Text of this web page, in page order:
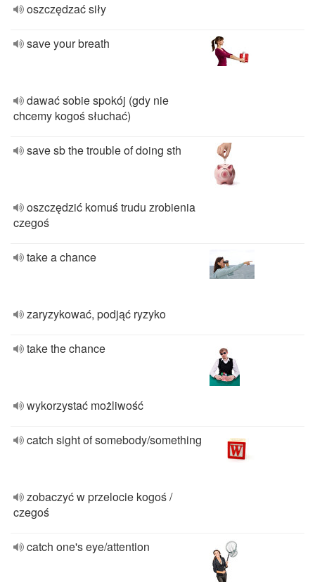
oszczędzać siły
save your breath
dawać sobie spokój (gdy nie
chcemy kogoś słuchać)
save sb the trouble of doing sth
oszczędzić komuś trudu zrobienia
czegoś
take a chance
zaryzykować, podjąć ryzyko
take the chance
wykorzystać możliwość
catch sight of somebody/something
zobaczyć w przelocie kogoś /
czegoś
catch one's eye/attention